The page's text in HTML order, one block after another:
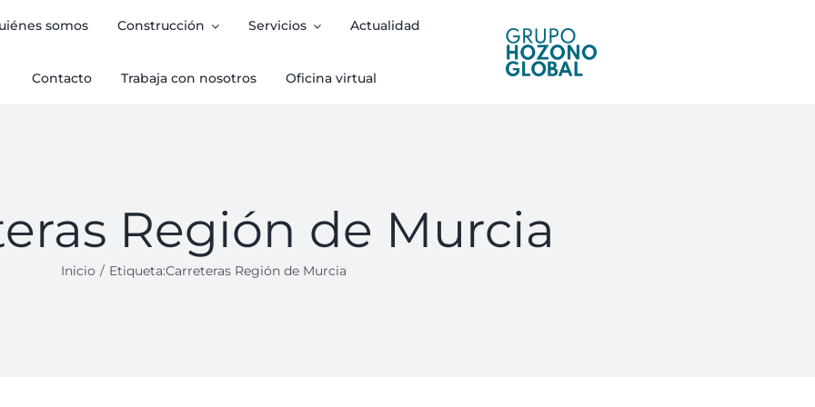
somos Construcción Servicios Actualidad
Contacto Trabaja con nosotros Oficina virtual
Región de Murcia
Inicio Etiqueta:Carreteras Región de Murcia